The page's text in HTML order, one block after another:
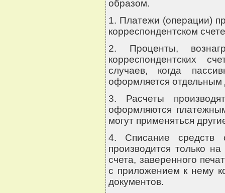
образом.
1. Платежи (операции)
корреспондентском
2. Проценты,
корреспондентских
случаев, когда
оформляется
3. Расчеты
оформляются
могут применяться
4. Списание средств
производится только
счета, заверенного
с приложением к нему
документов.